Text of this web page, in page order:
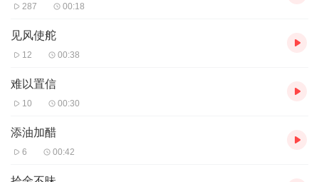
287 00:18
见风使舵
12 00:38
难以置信
10 00:30
添油加醋
6 00:42